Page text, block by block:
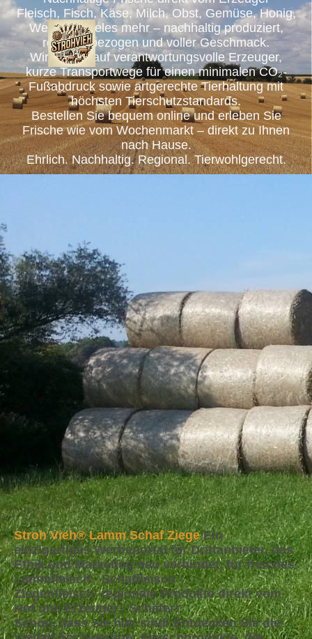
Fleisch, Fisch, Käse, Milch, Obst, Gemüse, Honig,
Wein und vieles mehr – nachhaltig produziert,
regional bezogen und voller Geschmack.
Wir setzen auf verantwortungsvolle Erzeuger,
kurze Transportwege für einen minimalen CO₂-
Fußabdruck sowie artgerechte Tierhaltung mit
höchsten Tierschutzstandards.
Bestellen Sie bequem online und erleben Sie
Frische wie vom Wochenmarkt – direkt zu Ihnen
nach Hause.
Ehrlich. Nachhaltig. Regional. Tierwohlgerecht.
Stroh Vieh® Lamm Schaf Ziege Ein
einzigartiges Werbeportal für Drittanbieter, das
Ethik und Marketing neu verbindet, für frisches
Lammfleisch - Schaffleisch -
Ziegenfleisch regionale Produkte direkt vom
Hof und Erzeuger / Schäfer!
Schön, dass Sie hier sind! Entdecken Sie die